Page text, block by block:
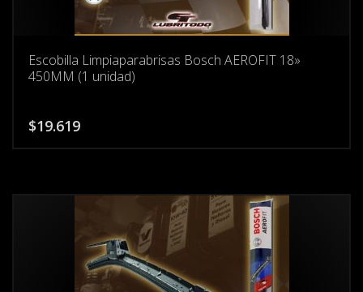
Escobilla Limpiaparabrisas Bosch AEROFIT 18»
450MM (1 unidad)
$19.619